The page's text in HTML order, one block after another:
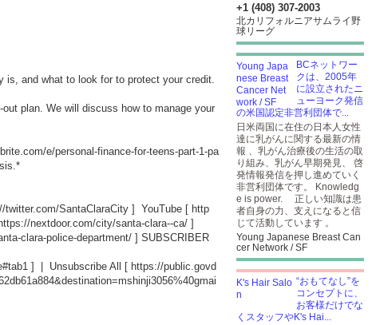
is, and what to look for to protect your credit.
plan. We will discuss how to manage your
e/personal-finance-for-teens-part-1-pa
twitter.com/SantaClaraCity ] YouTube [ http
https://nextdoor.com/city/santa-clara--ca/ ]
clara-police-department/ ] SUBSCRIBER
] | Unsubscribe All [ https://public.govd
+1 (408) 307-2003
北カリフォルニアサムライ野
球リーグ
BCネットワー
クは、2005年
に設立されたニ
ューヨーク発信
の米国認定非営利団体で...
日米両国に在住の日本人女性
達に乳がんに関する最新の情
報 、乳がん治療後の生活の取
り組み、乳がん早期発見、 啓
発情報発信を押し進めていく
非営利団体です。 Knowledg
e is power. 正しい知識は患
者自身の力、支えになると信
じて活動しています 。
Young Japanese Breast Can
cer Network / SF
“おもてなし”を
コンセプトに、
お客様だけでな
くスタッフやK's Hai...